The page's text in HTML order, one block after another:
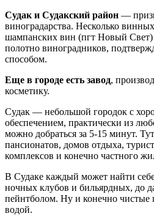
Судак и Судакский район —
виноградарства. Несколько
шампанских вин (пгт Новый Свет)
полотно виноградников,
способом.
Еще в городе есть завод,
косметику.
Судак — небольшой городок с
обеспечением, практически из
можно добраться за 5-15 минут.
пансионатов, домов отдыха,
комплексов и конечно частного
В Судаке каждый может найти
ночных клубов и бильярдных, до
пейнтболом. Ну и конечно чистые
водой.